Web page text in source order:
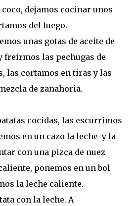
dejamos cocinar unos
del fuego.
unas gotas de aceite de
freirmos las pechugas de
las cortamos en tiras y las
de zanahoria.
cocidas, las escurrimos
en un cazo la leche y la
con una pizca de nuez
ponemos en un bol
la leche caliente.
con la leche. A